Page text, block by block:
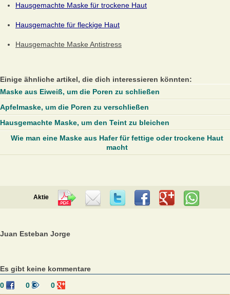
Hausgemachte Maske für trockene Haut
Hausgemachte für fleckige Haut
Hausgemachte Maske Antistress
Einige ähnliche artikel, die dich interessieren könnten:
Maske aus Eiweiß, um die Poren zu schließen
Apfelmaske, um die Poren zu verschließen
Hausgemachte Maske, um den Teint zu bleichen
Wie man eine Maske aus Hafer für fettige oder trockene Haut
macht
Aktie
Juan Esteban Jorge
Es gibt keine kommentare
0
0 0